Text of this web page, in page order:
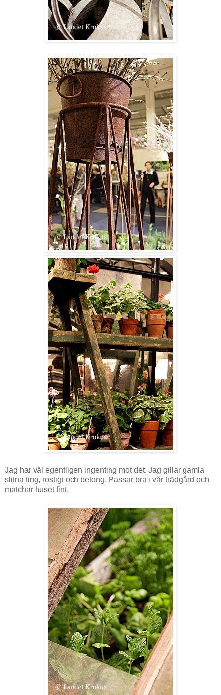
Jag har väl egentligen ingenting mot det. Jag gillar gamla
slitna ting, rostigt och betong. Passar bra i vår trädgård och
matchar huset fint.